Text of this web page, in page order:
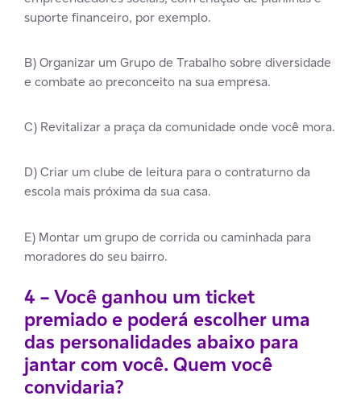
suporte financeiro, por exemplo.
B) Organizar um Grupo de Trabalho sobre diversidade
e combate ao preconceito na sua empresa.
C) Revitalizar a praça da comunidade onde você mora.
D) Criar um clube de leitura para o contraturno da
escola mais próxima da sua casa.
E) Montar um grupo de corrida ou caminhada para
moradores do seu bairro.
4 – Você ganhou um ticket
premiado e poderá escolher uma
das personalidades abaixo para
jantar com você. Quem você
convidaria?